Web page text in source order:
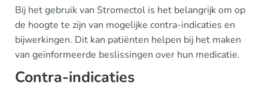
Bij het gebruik van Stromectol is het belangrijk om op
de hoogte te zijn van mogelijke contra-indicaties en
bijwerkingen. Dit kan patiënten helpen bij het maken
van geïnformeerde beslissingen over hun medicatie.
Contra-indicaties